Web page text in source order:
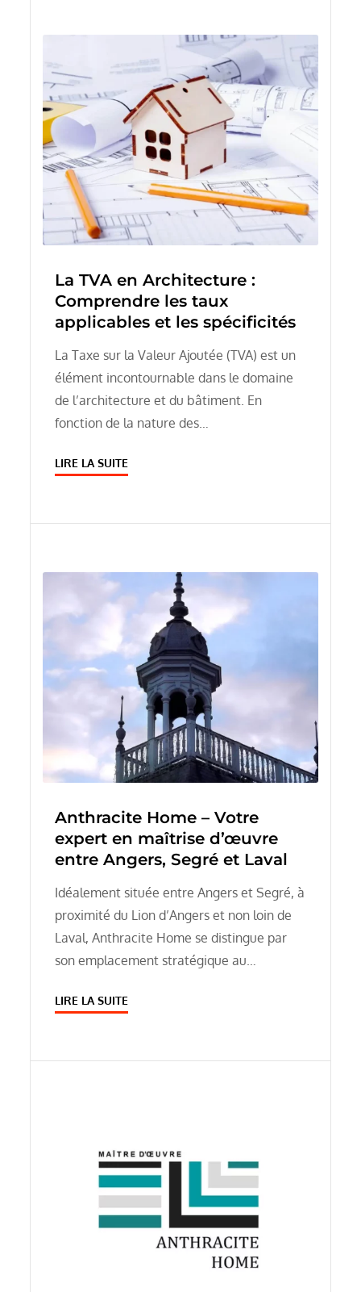
La TVA en Architecture :
Comprendre les taux
applicables et les spécificités
La Taxe sur la Valeur Ajoutée (TVA) est un
élément incontournable dans le domaine
de l’architecture et du bâtiment. En
fonction de la nature des…
LIRE LA SUITE
Anthracite Home – Votre
expert en maîtrise d’œuvre
entre Angers, Segré et Laval
Idéalement située entre Angers et Segré, à
proximité du Lion d’Angers et non loin de
Laval, Anthracite Home se distingue par
son emplacement stratégique au…
LIRE LA SUITE